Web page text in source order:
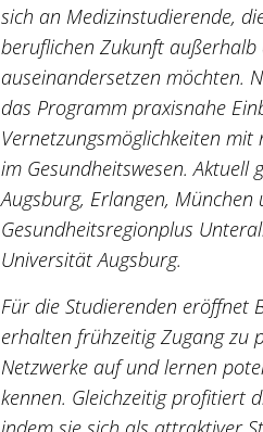
sich an Medizinstudierende,
beruflichen Zukunft
auseinandersetzen möchten.
das Programm praxisnahe
Vernetzungsmöglichkeiten
im Gesundheitswesen. Aktuell
Augsburg, Erlangen, München
Gesundheitsregionplus
Universität Augsburg.
Für die Studierenden eröffnet
erhalten frühzeitig Zugang zu
Netzwerke auf und lernen
kennen. Gleichzeitig profitiert